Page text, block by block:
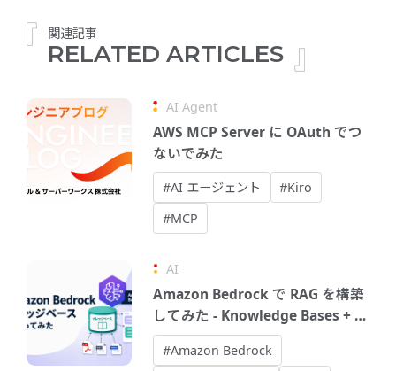
関連記事
RELATED ARTICLES
AI Agent
AWS MCP Server に OAuth でつ
ないでみた
#AI エージェント
#Kiro
#MCP
AI
Amazon Bedrock で RAG を構築
してみた - Knowledge Bases + エ
ージェントで社内文書AIアシスタ
ントを作る
#Amazon Bedrock